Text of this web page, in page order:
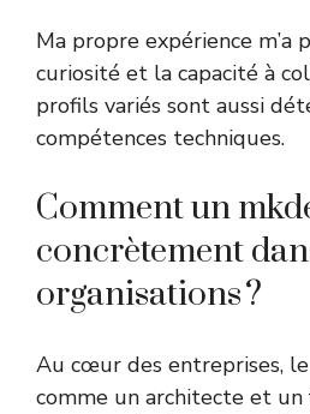
Ma propre expérience m’a
curiosité et la capacité à
profils variés sont aussi
compétences techniques.
Comment un
concrètement
organisations ?
Au cœur des entreprises,
comme un architecte et un